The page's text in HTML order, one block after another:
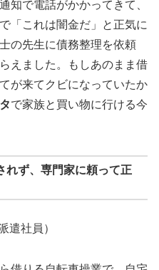
知で電話がかかってきて、
「これは闇金だ」と正気に
の先生に債務整理を依頼
えました。もしあのまま借
が来てクビになっていたか
で家族と買い物に行ける今
ず、専門家に頼って正
遣社員）